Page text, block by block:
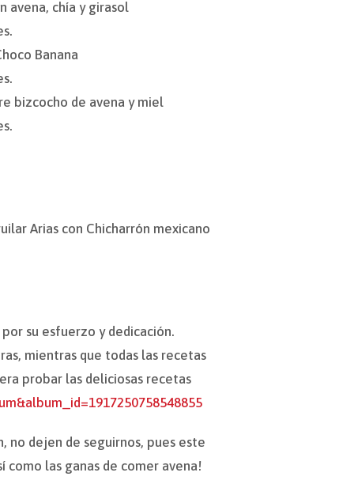
avena, chía y girasol
Banana
bizcocho de avena y miel
Arias con Chicharrón mexicano
su esfuerzo y dedicación.
mientras que todas las recetas
probar las deliciosas recetas
no dejen de seguirnos, pues este
como las ganas de comer avena!